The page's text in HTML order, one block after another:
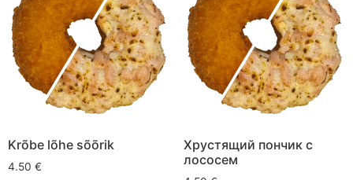
Krõbe lõhe sõõrik
4.50 €
Хрустящий пончик с
лососем